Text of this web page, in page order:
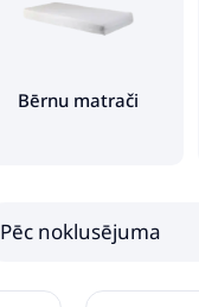
Bērnu matrači
Pēc noklusējuma